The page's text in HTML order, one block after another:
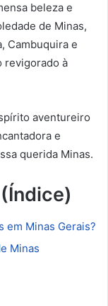
beleza e
de Minas,
Cambuquira e
revigorado à
aventureiro
e
querida Minas.
em Minas Gerais?
Minas